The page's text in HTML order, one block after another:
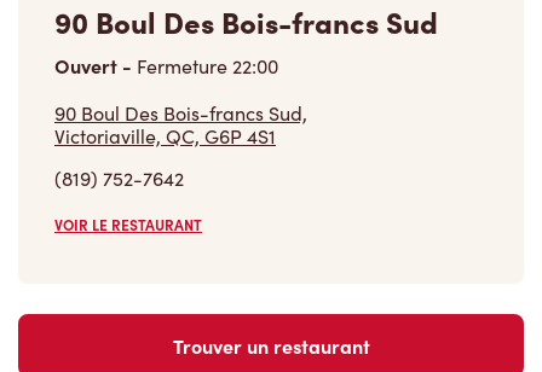
90 Boul Des Bois-francs Sud
Ouvert - Fermeture22:00
90 Boul Des Bois-francs Sud,
Victoriaville, QC, G6P 4S1
(819) 752-7642
VOIR LE RESTAURANT
Trouver un restaurant